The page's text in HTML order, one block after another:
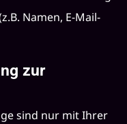
Namen, E-Mail-
zur
sind nur mit Ihrer